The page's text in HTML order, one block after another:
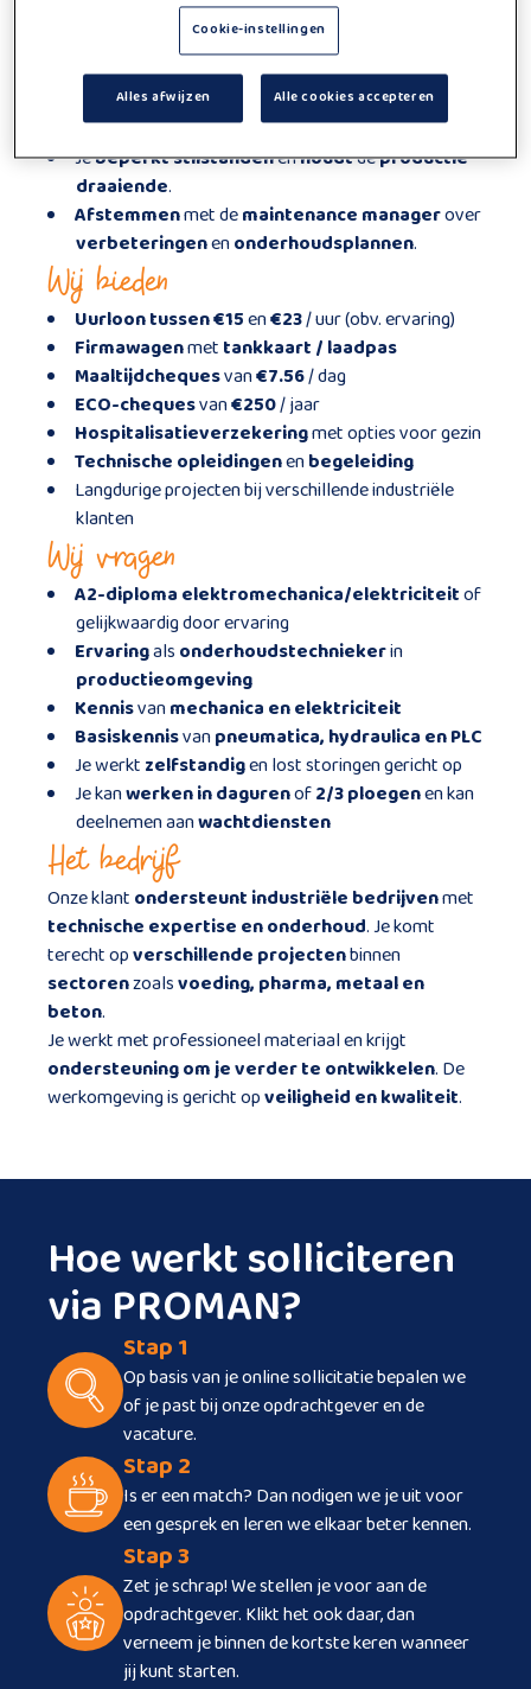
(molens, persen en productielijnen)
controleert verwarmings stoom
koelinstallaties.
Storingen? Jijzoekt gerichtnaar deoorzaak
herstelthet probleemduurzaam.
Jebeperkt stilstandenenhoudtdeproductie
draaiende.
Afstemmenmet demaintenance managerover
verbeteringenenonderhoudsplannen.
Wij bieden
Uurloon tussen€15en€23/ uur (obv. ervaring)
Firmawagenmet tankkaart / laadpas
Maaltijdchequesvan€7.56/ dag
ECO-chequesvan€250/ jaar
Hospitalisatieverzekeringmet opties voor gezin
Technische opleidingenenbegeleiding
Langdurige projecten bij verschillende industriële
klanten
Wij vragen
A2-diploma elektromechanica/elektriciteitof
gelijkwaardig door ervaring
Ervaringals onderhoudstechniekerin
productieomgeving
Kennisvanmechanica en elektriciteit
Basiskennisvanpneumatica, hydraulica en PLC
Je werkt zelfstandigen lost storingen gericht op
Je kanwerken indagurenof2/3ploegenen kan
deelnemen aanwachtdiensten
Het bedrijf
Onze klant ondersteunt industriële bedrijvenmet
technische expertise en onderhoud. Je komt
terecht opverschillende projectenbinnen
sectorenzoalsvoeding, pharma, metaal en
beton.
Je werkt met professioneel materiaal en krijgt
ondersteuning om je verder te ontwikkelen. De
werkomgeving is gericht opveiligheid en kwaliteit.
Hoe werkt solliciteren
via PROMAN?
Stap 1
Op basis van je online sollicitatie bepalen we
of je past bij onze opdrachtgever en de
vacature.
Stap 2
Is er een match? Dan nodigen we je uit voor
een gesprek en leren we elkaar beter kennen.
Stap 3
Zet je schrap! We stellen je voor aan de
opdrachtgever. Klikt het ook daar, dan
verneem je binnen de kortste keren wanneer
jij kunt starten.
Cookie-instellingen
Alles afwijzen Alle cookies accepteren